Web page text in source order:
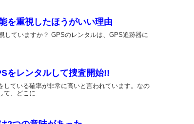
ありがとうございます。
す。初めからプロGPSプラスにするべ
用性がありますね！性能もいいと思いま
ってましたが工夫すればバッグにいけそ
すね。妻の行動丸見えです。
を重視したほうがいい理由
していますか？ GPSのレンタルは、GPS追跡器に
をレンタルして捜査開始!!
している確率が非常に高いと言われています。なの
て、どこに